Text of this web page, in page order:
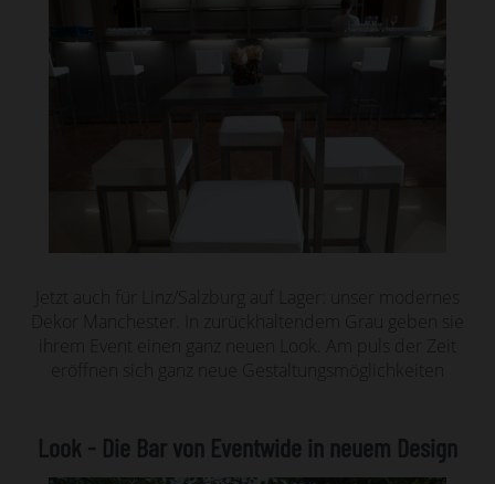
Jetzt auch für Linz/Salzburg auf Lager: unser modernes
Dekor Manchester. In zurückhaltendem Grau geben sie
ihrem Event einen ganz neuen Look. Am puls der Zeit
eröffnen sich ganz neue Gestaltungsmöglichkeiten
Look - Die Bar von Eventwide in neuem Design